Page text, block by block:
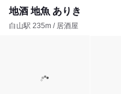
地酒 地魚 ありき
白山駅 235m / 居酒屋